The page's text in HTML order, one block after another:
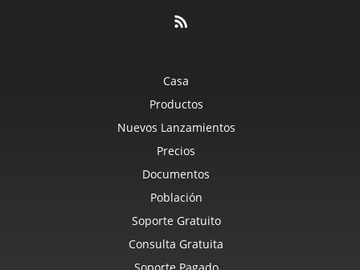
Casa
Productos
Nuevos Lanzamientos
Precios
Documentos
Población
Soporte Gratuito
Consulta Gratuita